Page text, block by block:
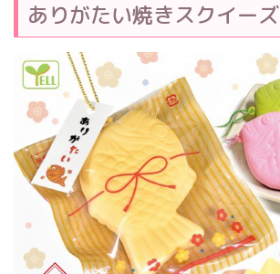
ありがたい焼きスクイーズ